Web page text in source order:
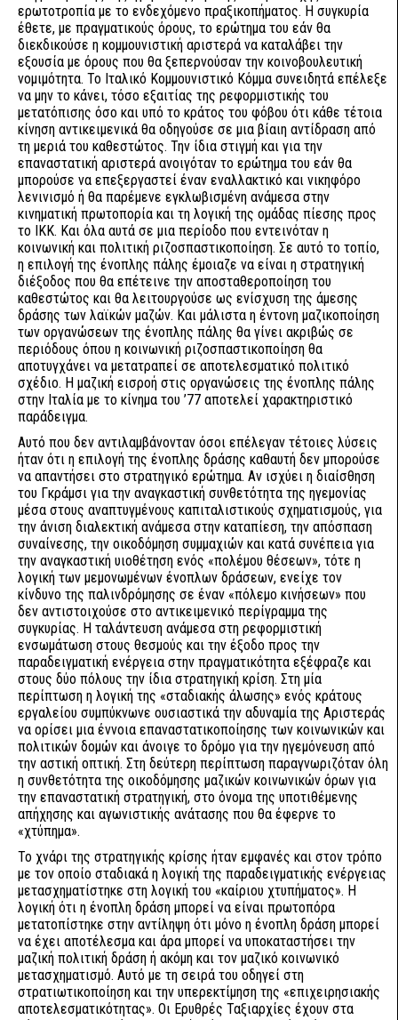
ερωτοτροπία με το ενδεχόμενο πραξικοπήματος. Η συγκυρία
έθετε, με πραγματικούς όρους, το ερώτημα του εάν θα
διεκδικούσε η κομμουνιστική αριστερά να καταλάβει την
εξουσία με όρους που θα ξεπερνούσαν την κοινοβουλευτική
νομιμότητα. Το Ιταλικό Κομμουνιστικό Κόμμα συνειδητά επέλεξε
να μην το κάνει, τόσο εξαιτίας της ρεφορμιστικής του
μετατόπισης όσο και υπό το κράτος του φόβου ότι κάθε τέτοια
κίνηση αντικειμενικά θα οδηγούσε σε μια βίαιη αντίδραση από
τη μεριά του καθεστώτος. Την ίδια στιγμή και για την
επαναστατική αριστερά ανοιγόταν το ερώτημα του εάν θα
μπορούσε να επεξεργαστεί έναν εναλλακτικό και νικηφόρο
λενινισμό ή θα παρέμενε εγκλωβισμένη ανάμεσα στην
κινηματική πρωτοπορία και τη λογική της ομάδας πίεσης προς
το ΙΚΚ. Και όλα αυτά σε μια περίοδο που εντεινόταν η
κοινωνική και πολιτική ριζοσπαστικοποίηση. Σε αυτό το τοπίο,
η επιλογή της ένοπλης πάλης έμοιαζε να είναι η στρατηγική
διέξοδος που θα επέτεινε την αποσταθεροποίηση του
καθεστώτος και θα λειτουργούσε ως ενίσχυση της άμεσης
δράσης των λαϊκών μαζών. Και μάλιστα η έντονη μαζικοποίηση
των οργανώσεων της ένοπλης πάλης θα γίνει ακριβώς σε
περιόδους όπου η κοινωνική ριζοσπαστικοποίηση θα
αποτυγχάνει να μετατραπεί σε αποτελεσματικό πολιτικό
σχέδιο. Η μαζική εισροή στις οργανώσεις της ένοπλης πάλης
στην Ιταλία με το κίνημα του ’77 αποτελεί χαρακτηριστικό
παράδειγμα.
Αυτό που δεν αντιλαμβάνονταν όσοι επέλεγαν τέτοιες λύσεις
ήταν ότι η επιλογή της ένοπλης δράσης καθαυτή δεν μπορούσε
να απαντήσει στο στρατηγικό ερώτημα. Αν ισχύει η διαίσθηση
του Γκράμσι για την αναγκαστική συνθετότητα της ηγεμονίας
μέσα στους αναπτυγμένους καπιταλιστικούς σχηματισμούς, για
την άνιση διαλεκτική ανάμεσα στην καταπίεση, την απόσπαση
συναίνεσης, την οικοδόμηση συμμαχιών και κατά συνέπεια για
την αναγκαστική υιοθέτηση ενός «πολέμου θέσεων», τότε η
λογική των μεμονωμένων ένοπλων δράσεων, ενείχε τον
κίνδυνο της παλινδρόμησης σε έναν «πόλεμο κινήσεων» που
δεν αντιστοιχούσε στο αντικειμενικό περίγραμμα της
συγκυρίας. Η ταλάντευση ανάμεσα στη ρεφορμιστική
ενσωμάτωση στους θεσμούς και την έξοδο προς την
παραδειγματική ενέργεια στην πραγματικότητα εξέφραζε και
στους δύο πόλους την ίδια στρατηγική κρίση. Στη μία
περίπτωση η λογική της «σταδιακής άλωσης» ενός κράτους
εργαλείου συμπύκνωνε ουσιαστικά την αδυναμία της Αριστεράς
να ορίσει μια έννοια επαναστατικοποίησης των κοινωνικών και
πολιτικών δομών και άνοιγε το δρόμο για την ηγεμόνευση από
την αστική οπτική. Στη δεύτερη περίπτωση παραγνωριζόταν όλη
η συνθετότητα της οικοδόμησης μαζικών κοινωνικών όρων για
την επαναστατική στρατηγική, στο όνομα της υποτιθέμενης
απήχησης και αγωνιστικής ανάτασης που θα έφερνε το
«χτύπημα».
Το χνάρι της στρατηγικής κρίσης ήταν εμφανές και στον τρόπο
με τον οποίο σταδιακά η λογική της παραδειγματικής ενέργειας
μετασχηματίστηκε στη λογική του «καίριου χτυπήματος». Η
λογική ότι η ένοπλη δράση μπορεί να είναι πρωτοπόρα
μετατοπίστηκε στην αντίληψη ότι μόνο η ένοπλη δράση μπορεί
να έχει αποτέλεσμα και άρα μπορεί να υποκαταστήσει την
μαζική πολιτική δράση ή ακόμη και τον μαζικό κοινωνικό
μετασχηματισμό. Αυτό με τη σειρά του οδηγεί στη
στρατιωτικοποίηση και την υπερεκτίμηση της «επιχειρησιακής
αποτελεσματικότητας». Οι Ερυθρές Ταξιαρχίες έχουν στα